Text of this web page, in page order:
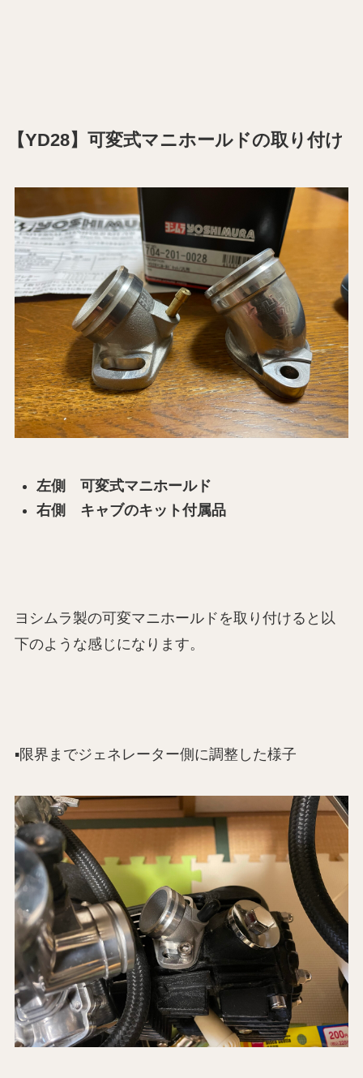
【YD28】可変式マニホールドの取り付け
左側 可変式マニホールド
右側 キャブのキット付属品
ヨシムラ製の可変マニホールドを取り付けると以
下のような感じになります。
▪️限界までジェネレーター側に調整した様子